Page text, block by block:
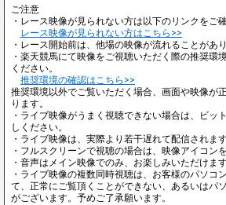
ご注意
・レース映像が見られない方は以下のリンクをご
レース映像が見られない方はこちら>>
・レース開始前は、他場の映像が流れることがあり
・楽天競馬にて映像をご視聴いただく際の推奨環
ください。
推奨環境の確認はこちら>>
推奨環境以外でご覧いただく場合、画面や映像が
ります。
・ライブ映像がうまく視聴できない場合は、ビッ
しください。
・ライブ映像は、実際より若干遅れて配信されます
・フルスクリーンで視聴の場合は、映像アイコン
・音声はメイン映像でのみ、お楽しみいただけます
・ライブ映像の複数同時視聴は、お客様のパソコ
て、正常にご覧頂くことができない、あるいはパ
がございます。予めご了承願います。